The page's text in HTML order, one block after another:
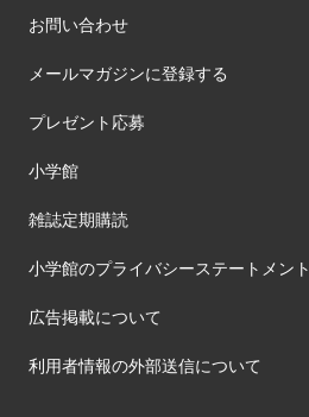
お問い合わせ
メールマガジンに登録する
プレゼント応募
小学館
雑誌定期購読
小学館のプライバシーステートメント
広告掲載について
利用者情報の外部送信について